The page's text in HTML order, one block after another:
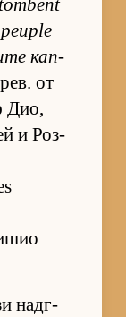
кап­
от
Дио,
и Роз-
над­г­